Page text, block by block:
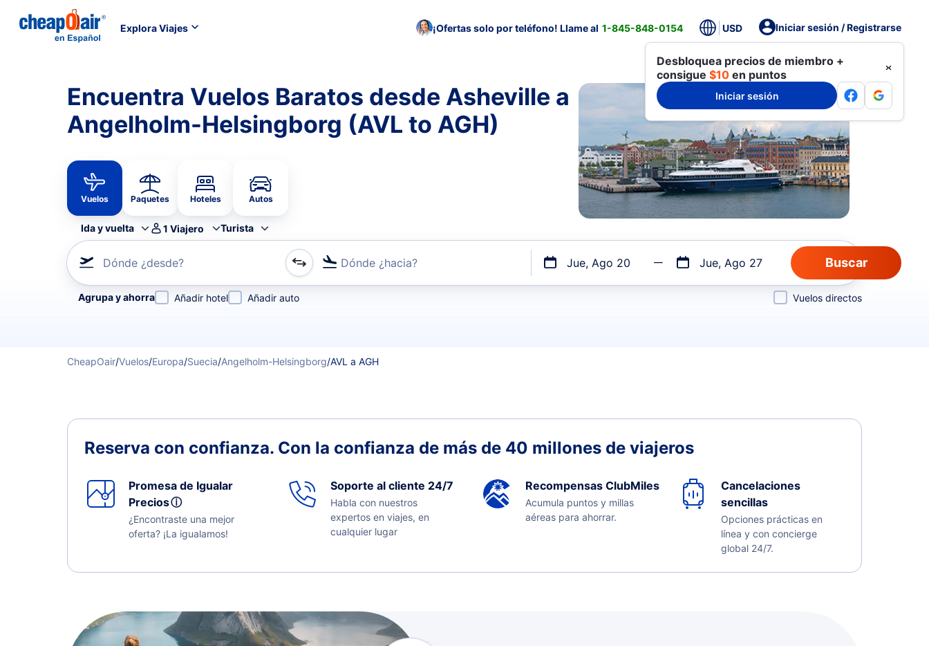
Explora Viajes ¡Ofertas solo por teléfono! Llame al 1-845-848-0154 USD Iniciar sesión / Registrarse
Desbloquea precios de miembro +
consigue $10 en puntos
Iniciar sesión
Encuentra Vuelos Baratos desde Asheville a
Angelholm-Helsingborg (AVL to AGH)
Vuelos Paquetes Hoteles Autos
Ida y vuelta 1 Viajero Turista
Dónde ¿desde? Dónde ¿hacia? Jue, Ago 20 Jue, Ago 27
Refina tu búsqueda por aerolínea, por ciudad o aeropuerto o por vuelos directos
Agrupa y ahorra Añadir hotel Añadir auto Vuelos directos
CheapOair/Vuelos/Europa/Suecia/Angelholm-Helsingborg/AVL a AGH
Reserva con confianza. Con la confianza de más de 40 millones de viajeros
Promesa de Igualar
Preciosⓘ
¿Encontraste una mejor
oferta? ¡La igualamos!
Soporte al cliente 24/7
Habla con nuestros
expertos en viajes, en
cualquier lugar
Recompensas ClubMiles
Acumula puntos y millas
aéreas para ahorrar.
Cancelaciones
sencillas
Opciones prácticas en
línea y con concierge
global 24/7.